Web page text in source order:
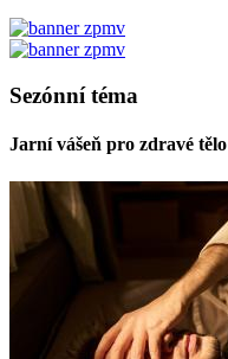
Sezónní téma
Jarní vášeň pro zdravé tělo